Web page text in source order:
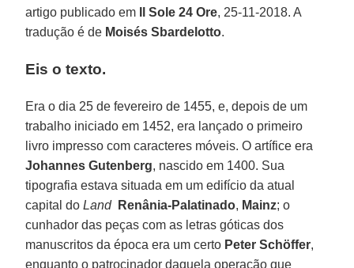
artigo publicado em
Il Sole 24 Ore, 25-11-2018. A
tradução é de Moisés Sbardelotto.
Eis o texto.
Era o dia 25 de fevereiro de 1455, e, depois de um
trabalho iniciado em 1452, era lançado o primeiro
livro impresso com caracteres móveis. O artífice era
Johannes Gutenberg, nascido em 1400. Sua
tipografia estava situada em um edifício da atual
capital doLandRenânia-Palatinado, Mainz; o
cunhador das peças com as letras góticas dos
manuscritos da época era um certo Peter Schöffer,
enquanto o patrocinador daquela operação que